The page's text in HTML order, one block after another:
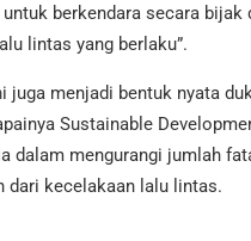
berkendara secara bijak
lintas yang berlaku”.
juga menjadi bentuk nyata
Sustainable
dalam mengurangi jumlah
dari kecelakaan lalu lintas.